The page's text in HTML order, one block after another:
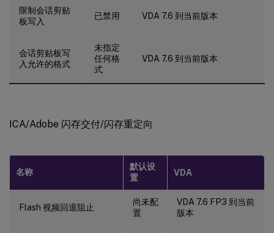
限制会话剪贴
板写入
已禁用 VDA 7.6 到当前版本
会话剪贴板写
入允许的格式
未指定
任何格
式
VDA 7.6 到当前版本
ICA/Adobe 闪存交付/闪存重定向
名称
默认设
置
VDA
Flash 视频回退阻止
尚未配
置
VDA 7.6 FP3 到当前
版本
配置文件管理/跨平台设置
配置文件管理/文件系统/同步
配置文件管理/文件夹重定向/桌面
配置文件管理/文件夹重定向/下载
配置文件管理/文件夹重定向/链接